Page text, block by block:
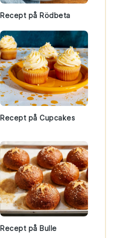
Recept på Rödbeta
Recept på Cupcakes
Recept på Bulle